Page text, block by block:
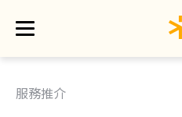
服務推介